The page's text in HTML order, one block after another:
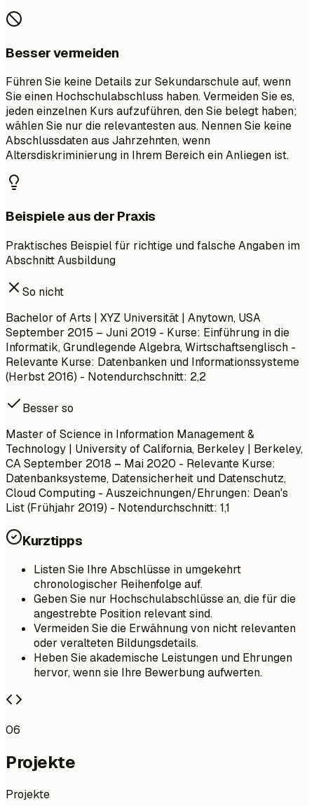
Besser vermeiden
Führen Sie keine Details zur Sekundarschule auf, wenn
Sie einen Hochschulabschluss haben. Vermeiden Sie es,
jeden einzelnen Kurs aufzuführen, den Sie belegt haben;
wählen Sie nur die relevantesten aus. Nennen Sie keine
Abschlussdaten aus Jahrzehnten, wenn
Altersdiskriminierung in Ihrem Bereich ein Anliegen ist.
Beispiele aus der Praxis
Praktisches Beispiel für richtige und falsche Angaben im
Abschnitt Ausbildung
So nicht
Bachelor of Arts | XYZ Universität | Anytown, USA
September 2015 – Juni 2019 - Kurse: Einführung in die
Informatik, Grundlegende Algebra, Wirtschaftsenglisch -
Relevante Kurse: Datenbanken und Informationssysteme
(Herbst 2016) - Notendurchschnitt: 2,2
Besser so
Master of Science in Information Management &
Technology | University of California, Berkeley | Berkeley,
CASeptember 2018 – Mai 2020 - Relevante Kurse:
Datenbanksysteme, Datensicherheit und Datenschutz,
Cloud Computing - Auszeichnungen/Ehrungen: Dean's
List (Frühjahr 2019) - Notendurchschnitt: 1,1
Kurztipps
Listen Sie Ihre Abschlüsse in umgekehrt
chronologischer Reihenfolge auf.
Geben Sie nur Hochschulabschlüsse an, die für die
angestrebte Position relevant sind.
Vermeiden Sie die Erwähnung von nicht relevanten
oder veralteten Bildungsdetails.
Heben Sie akademische Leistungen und Ehrungen
hervor, wenn sie Ihre Bewerbung aufwerten.
06
Projekte
Projekte